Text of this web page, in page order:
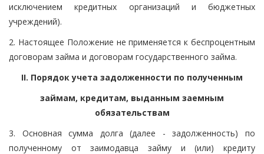
исключением кредитных организаций и бюджетных
учреждений).
2. Настоящее Положение не применяется к беспроцентным
договорам займа и договорам государственного займа.
II. Порядок учета задолженности по полученным
займам, кредитам, выданным заемным
обязательствам
3. Основная сумма долга (далее - задолженность) по
полученному от заимодавца займу и (или) кредиту